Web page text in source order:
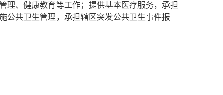
理、健康教育等工作；提供基本医疗服务，承担
公共卫生管理，承担辖区突发公共卫生事件报